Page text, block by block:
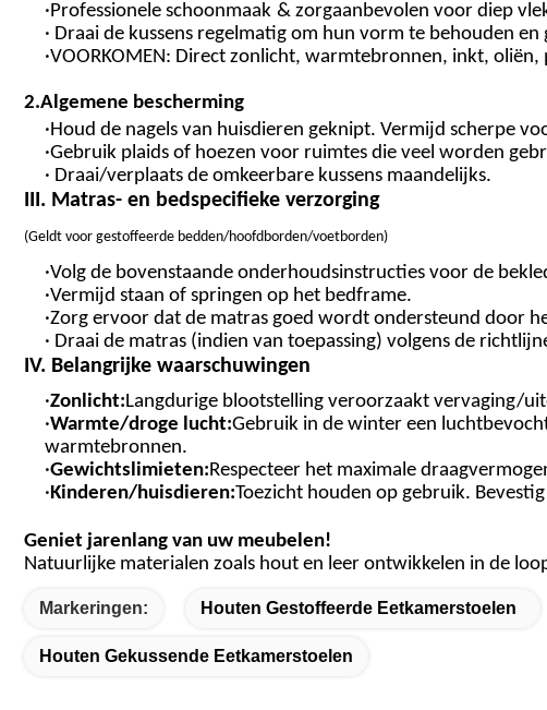
·Professionele schoonmaak & zorgaanbevolen voor diep
· Draai de kussens regelmatig om hun vorm te behouden
·VOORKOMEN: Direct zonlicht, warmtebronnen, inkt, oliën,
2.Algemene bescherming
·Houd de nagels van huisdieren geknipt. Vermijd scherpe
·Gebruik plaids of hoezen voor ruimtes die veel worden
· Draai/verplaats de omkeerbare kussens maandelijks.
III. Matras- en bedspecifieke verzorging
(Geldt voor gestoffeerde bedden/hoofdborden/voetborden)
·Volg de bovenstaande onderhoudsinstructies voor de
·Vermijd staan ​​of springen op het bedframe.
·Zorg ervoor dat de matras goed wordt ondersteund door
· Draai de matras (indien van toepassing) volgens de
IV. Belangrijke waarschuwingen
·Zonlicht:Langdurige blootstelling veroorzaakt vervaging/
·Warmte/droge lucht:Gebruik in de winter een
warmtebronnen.
·Gewichtslimieten:Respecteer het maximale
·Kinderen/huisdieren:Toezicht houden op gebruik.
Geniet jarenlang van uw meubelen!
Natuurlijke materialen zoals hout en leer ontwikkelen in de
Markeringen: Houten Gestoffeerde Eetkamerstoelen
Houten Gekussende Eetkamerstoelen